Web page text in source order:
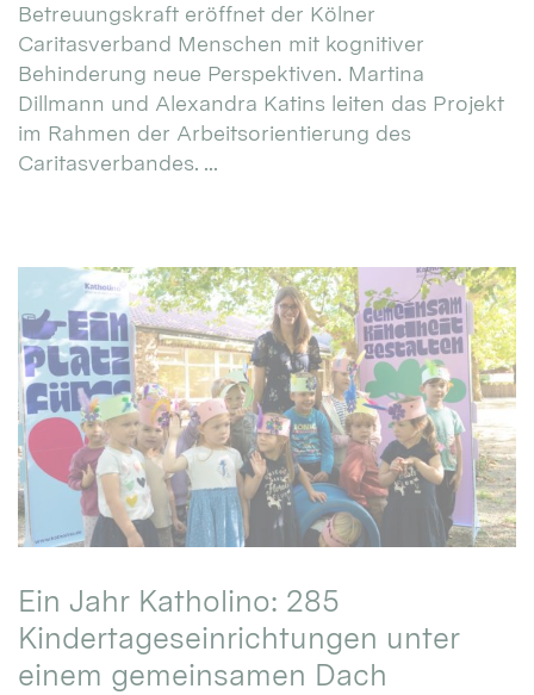
Betreuungskraft eröffnet der Kölner
Caritasverband Menschen mit kognitiver
Behinderung neue Perspektiven. Martina
Dillmann und Alexandra Katins leiten das Projekt
im Rahmen der Arbeitsorientierung des
Caritasverbandes. ...
Ein Jahr Katholino: 285
Kindertageseinrichtungen unter
einem gemeinsamen Dach